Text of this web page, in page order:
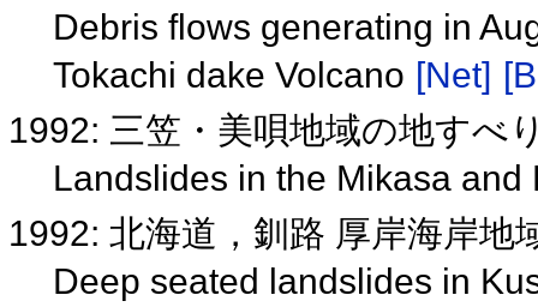
Debris flows generating in
Tokachi dake Volcano [Net]
1992: 三笠・美唄地域の地すべ
Landslides in the Mikasa
1992: 北海道，釧路 厚岸海岸
Deep seated landslides in